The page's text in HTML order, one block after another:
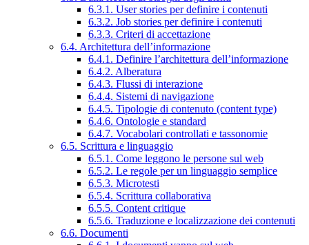
6.3.1. User stories per definire i contenuti
6.3.2. Job stories per definire i contenuti
6.3.3. Criteri di accettazione
6.4. Architettura dell’informazione
6.4.1. Definire l’architettura dell’informazione
6.4.2. Alberatura
6.4.3. Flussi di interazione
6.4.4. Sistemi di navigazione
6.4.5. Tipologie di contenuto (content type)
6.4.6. Ontologie e standard
6.4.7. Vocabolari controllati e tassonomie
6.5. Scrittura e linguaggio
6.5.1. Come leggono le persone sul web
6.5.2. Le regole per un linguaggio semplice
6.5.3. Microtesti
6.5.4. Scrittura collaborativa
6.5.5. Content critique
6.5.6. Traduzione e localizzazione dei contenuti
6.6. Documenti